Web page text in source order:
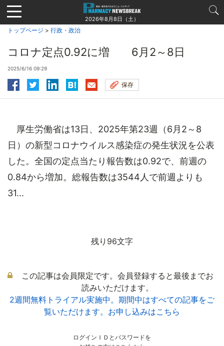
Jump
to
navigation
2026年8月8日（土）
トップページ > 行政・政治
コロナ定点0.92に増 6月2～8日
2025/6/16 09:29
保存
厚生労働省は13日、2025年第23週（6月2～8
日）の新型コロナウイルス感染症の発生状況を公表
した。全国の定点当たり報告数は0.92で、前週の
0.84から増加。総報告数は3544人で前週よりも
31...
残り96文字
この記事は会員限定です。会員登録すると最後までお
読みいただけます。
2週間無料トライアル実施中。期間中はすべての記事をご
覧いただけます。お申し込みはこちら
ログインＩＤとパスワードを